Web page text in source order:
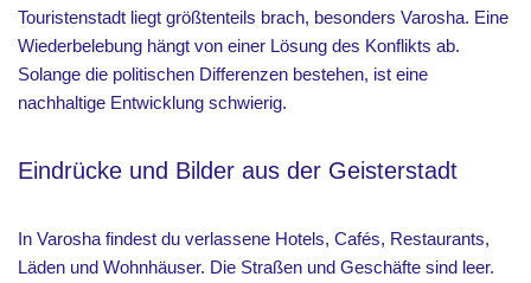
Touristenstadt liegt größtenteils brach, besonders Varosha. Eine
Wiederbelebung hängt von einer Lösung des Konflikts ab.
Solange die politischen Differenzen bestehen, ist eine
nachhaltige Entwicklung schwierig.
Eindrücke und Bilder aus der Geisterstadt
In Varosha findest du verlassene Hotels, Cafés, Restaurants,
Läden und Wohnhäuser. Die Straßen und Geschäfte sind leer.